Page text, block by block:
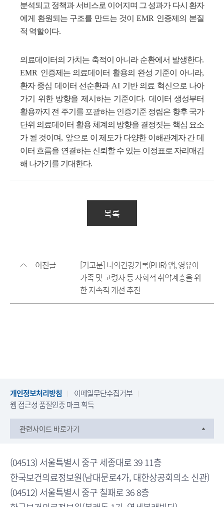
분석되고 정책과 서비스로 이어지며 그 성과가 다시 환자
에게 환원되는 구조를 만드는 것이 EMR 인증제의 본질
적 역할이다.
의료데이터의 가치는 축적이 아니라 순환에서 발생한다.
EMR 인증제는 의료데이터 활용의 완성 기준이 아니라,
환자 중심 데이터 선순환과 AI 기반 의료 혁신으로 나아
가기 위한 방향을 제시하는 기준이다. 데이터 생성부터
활용까지 전 주기를 포괄하는 인증기준 정립은 향후 국가
단위 의료데이터 활용 체계의 방향을 결정짓는 핵심 요소
가 될 것이며, 앞으로 이 제도가 다양한 이해관계자 간 데
이터 흐름을 연결하는 신뢰할 수 있는 이정표로 자리매김
해 나가기를 기대한다.
목록
이전글
[기고문] 나의건강기록(PHR) 앱, 영유아
가족 및 고령자 등 사회적 취약계층을 위
한 지속적 개선 추진
개인정보처리방침
이메일무단수집거부
웹 접근성 품질인증 마크 획득
관련사이트 바로가기
(04513) 서울특별시 중구 세종대로 39 11층
한국보건의료정보원(남대문로4가, 대한상공회의소 신관)
(04512) 서울특별시 중구 칠패로 36 8층